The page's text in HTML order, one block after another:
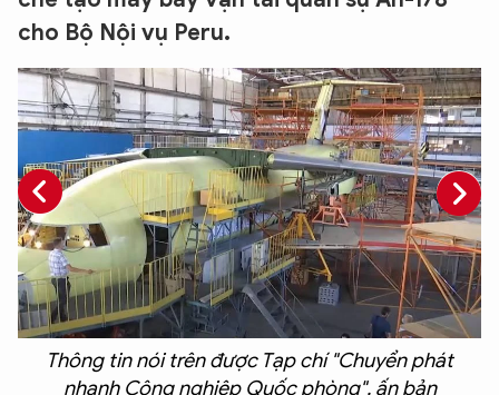
cho Bộ Nội vụ Peru.
Thông tin nói trên được Tạp chí "Chuyển phát
nhanh Công nghiệp Quốc phòng", ấn bản